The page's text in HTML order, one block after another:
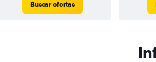
Buscar ofertas